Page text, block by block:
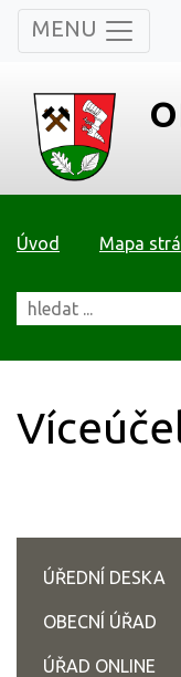
MENU
Úvod Mapa
ÚŘEDNÍ DESKA
OBECNÍ ÚŘAD
ÚŘAD ONLINE